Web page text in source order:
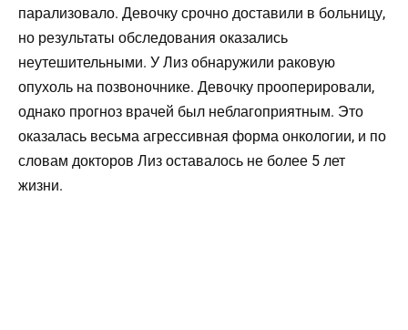
парализовало. Девочку срочно доставили в больницу,
но результаты обследования оказались
неутешительными. У Лиз обнаружили раковую
опухоль на позвоночнике. Девочку прооперировали,
однако прогноз врачей был неблагоприятным. Это
оказалась весьма агрессивная форма онкологии, и по
словам докторов Лиз оставалось не более 5 лет
жизни.